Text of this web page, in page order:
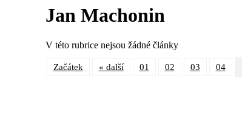
Jan Machonin
V této rubrice nejsou žádné články
Začátek « další 01 02 03 04